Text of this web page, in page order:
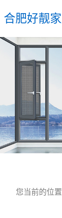
合肥好靓
您当前的位置